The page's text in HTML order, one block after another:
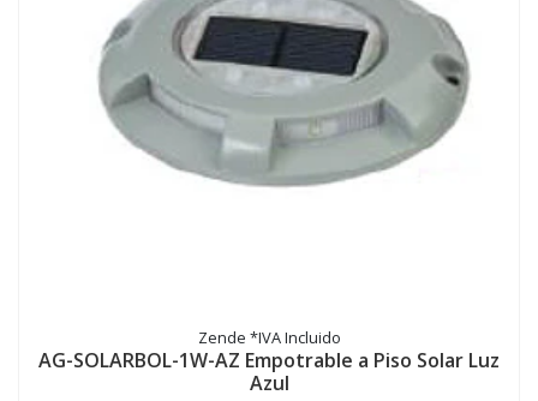
Zende *IVA Incluido
AG-SOLARBOL-1W-AZ Empotrable a Piso Solar Luz
Azul